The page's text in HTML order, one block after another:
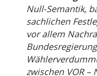
Null-Semantik,
sachlichen
vor allem
zwischen VOR –